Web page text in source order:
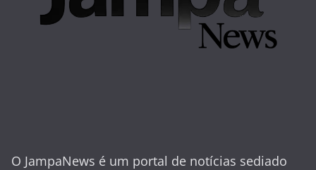
O JampaNews é um portal de notícias sediado